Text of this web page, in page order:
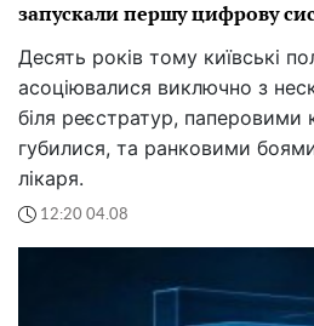
запускали першу цифрову
Десять років тому київські
асоціювалися виключно з
біля реєстратур, паперовими
губилися, та ранковими
лікаря.
12:20 04.08